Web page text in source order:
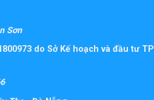
Sơn
do Sở Kế hoạch và đầu tư TP